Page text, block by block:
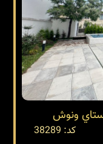
ونوش
کد: 38289